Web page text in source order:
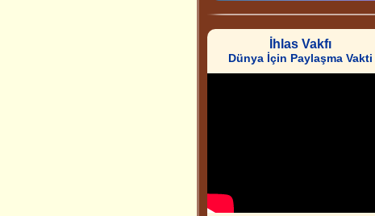
İhlas Vakfı
Dünya İçin Paylaşma Vakti